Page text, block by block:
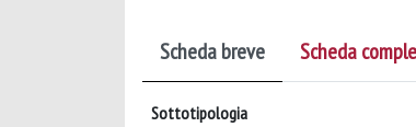
Scheda breve Scheda
Sottotipologia